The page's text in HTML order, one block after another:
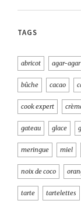
TAGS
abricot agar-agar
bûche cacao
cook expert
gateau glace
meringue miel
noix de coco
tarte tartelettes